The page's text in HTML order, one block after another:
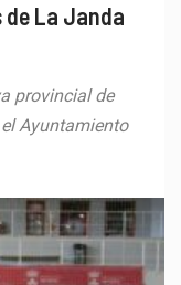
La Janda
provincial de
Ayuntamiento